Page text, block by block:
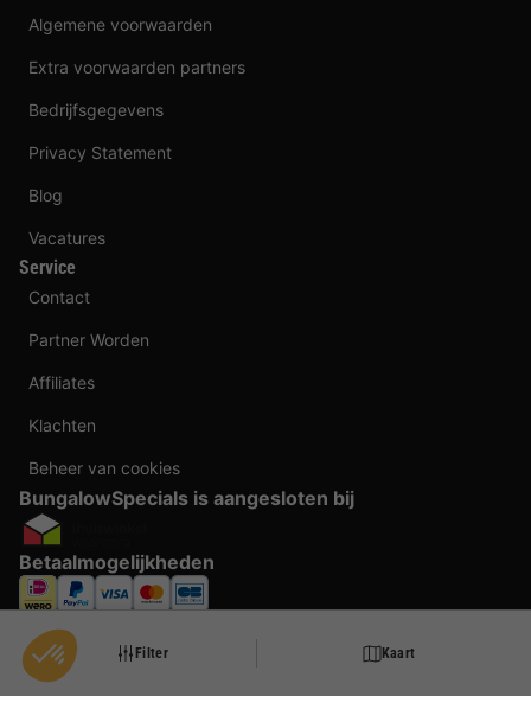
Filter Kaart
Algemene voorwaarden
Extra voorwaarden partners
Bedrijfsgegevens
Privacy Statement
Blog
Vacatures
Service
Contact
Partner Worden
Affiliates
Klachten
Beheer van cookies
BungalowSpecials is aangesloten bij
Betaalmogelijkheden